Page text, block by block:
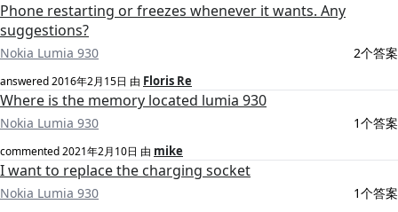
Phone restarting or freezes whenever it wants. Any
suggestions?
Nokia Lumia 930 2个答案
answered2016年2月15日 由 Floris Re
Where is the memory located lumia 930
Nokia Lumia 930 1个答案
commented2021年2月10日 由 mike
I want to replace the charging socket
Nokia Lumia 930 1个答案